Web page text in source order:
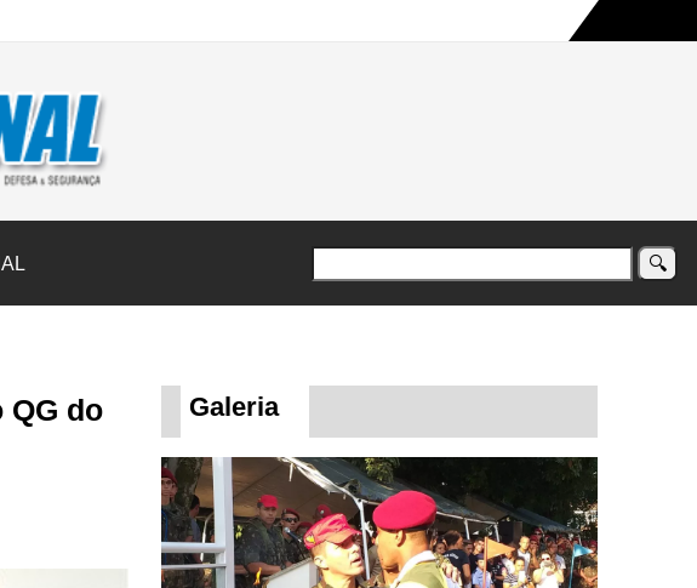
Grande do Sul na maior campanha humanitária já registrada no país
QG do
Galeria